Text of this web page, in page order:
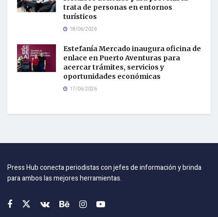
trata de personas en entornos
turísticos
18/06/2026
Estefanía Mercado inaugura oficina de
enlace en Puerto Aventuras para
acercar trámites, servicios y
oportunidades económicas
17/06/2026
Press Hub conecta periodistas con jefes de información y brinda
para ambos las mejores herramientas.